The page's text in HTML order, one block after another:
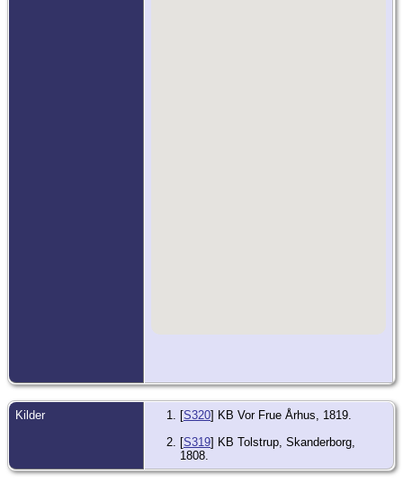
Kilder [S320] KB Vor Frue Århus, 1819.
[S319] KB Tolstrup, Skanderborg,
1808.